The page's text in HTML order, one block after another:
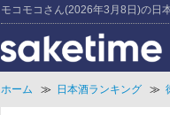
モコモコさん(2026年3月8日)の日
ホーム ≫ 日本酒ランキング ≫